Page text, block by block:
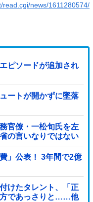
news/1611280574/
ピソードが追加され
ートが開かずに墜落
官僚・一松旬氏を左
の言いなりではない
3年間で2億
けたタレント、「正
方であっさりと……他